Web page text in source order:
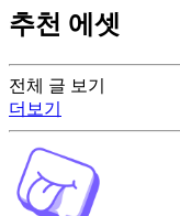
전체 글 보기
더보기
추천 에셋